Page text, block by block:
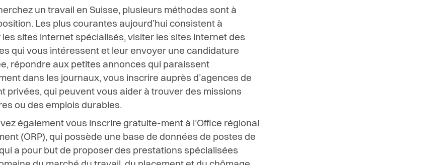
un travail en Suisse, plusieurs méthodes sont à
Les plus courantes aujourd’hui consistent à
sites internet spécialisés, visiter les sites internet des
qui vous intéressent et leur envoyer une candidature
répondre aux petites annonces qui paraissent
dans les journaux, vous inscrire auprès d’agences de
privées, qui peuvent vous aider à trouver des missions
ou des emplois durables.
également vous inscrire gratuite-ment à l’Office régional
(ORP), qui possède une base de données de postes de
a pour but de proposer des prestations spécialisées